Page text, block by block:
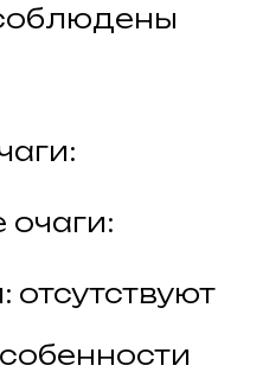
очаги:
отсутствуют